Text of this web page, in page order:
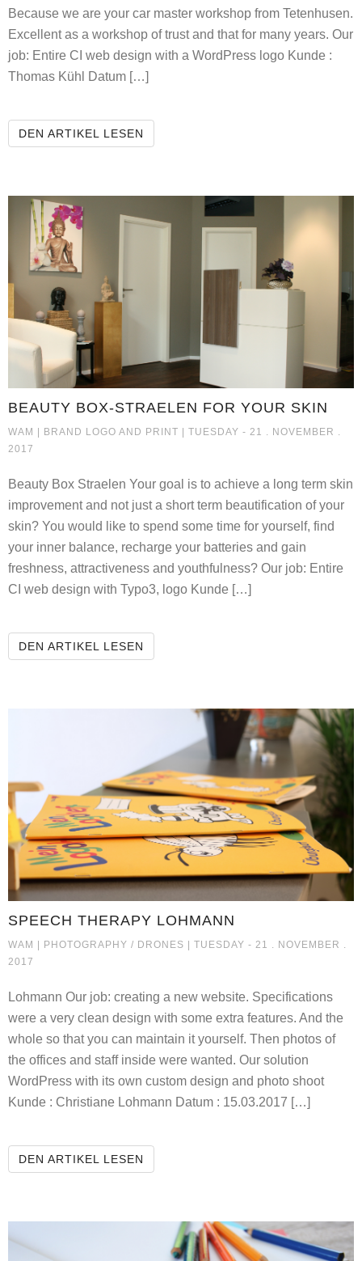
Because we are your car master workshop from Tetenhusen.
Excellent as a workshop of trust and that for many years. Our
job: Entire CI web design with a WordPress logo Kunde :
Thomas Kühl Datum […]
DEN ARTIKEL LESEN
BEAUTY BOX-STRAELEN FOR YOUR SKIN
WAM | BRAND LOGO AND PRINT BEAUTY BOX-STRAELEN FOR
| TUESDAY - 21 . NOVEMBER .
2017
Beauty Box Straelen Your goal is to achieve a long term skin
improvement and not just a short term beautification of your
skin? You would like to spend some time for yourself, find
your inner balance, recharge your batteries and gain
freshness, attractiveness and youthfulness? Our job: Entire
CI web design with Typo3, logo Kunde […]
DEN ARTIKEL LESEN
SPEECH THERAPY LOHMANN
WAM | PHOTOGRAPHY / DRONES SPEECH THERAPY LOHMANN
| TUESDAY - 21 . NOVEMBER .
2017
Lohmann Our job: creating a new website. Specifications
were a very clean design with some extra features. And the
whole so that you can maintain it yourself. Then photos of
the offices and staff inside were wanted. Our solution
WordPress with its own custom design and photo shoot
Kunde : Christiane Lohmann Datum : 15.03.2017 […]
DEN ARTIKEL LESEN